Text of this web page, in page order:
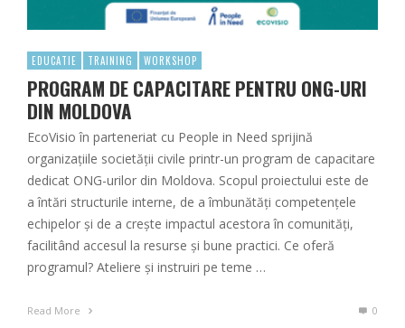
EDUCATIE TRAINING WORKSHOP
PROGRAM DE CAPACITARE PENTRU ONG-URI
DIN MOLDOVA
EcoVisio în parteneriat cu People in Need sprijină
organizațiile societății civile printr-un program de capacitare
dedicat ONG-urilor din Moldova. Scopul proiectului este de
a întări structurile interne, de a îmbunătăți competențele
echipelor și de a crește impactul acestora în comunități,
facilitând accesul la resurse și bune practici. Ce oferă
programul? Ateliere și instruiri pe teme …
Read More 0